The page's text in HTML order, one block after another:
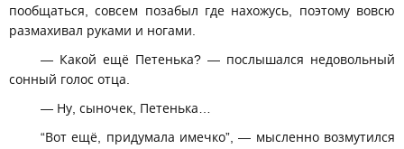
пообщаться, совсем позабыл где нахожусь, поэтому вовсю
размахивал руками и ногами.
— Какой ещё Петенька? — послышался недовольный
сонный голос отца.
— Ну, сыночек, Петенька…
“Вот ещё, придумала имечко”, — мысленно возмутился